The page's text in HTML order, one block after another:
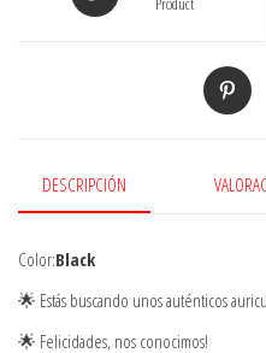
DESCRIPCIÓN
Color:Black
🌟 Estás buscando unos auténticos
🌟 Felicidades, nos conocimos!